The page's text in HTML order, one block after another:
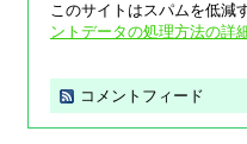
このサイトはスパムを低減
ントデータの処理方法の詳
コメントフィード